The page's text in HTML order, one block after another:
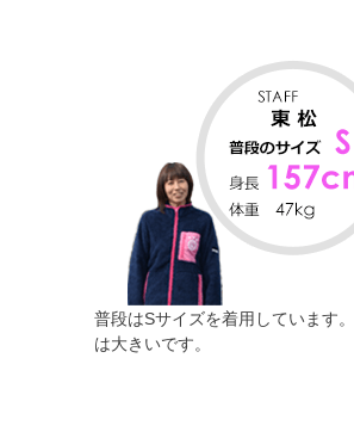
普段はSサイズを着用しています
は大きいです。